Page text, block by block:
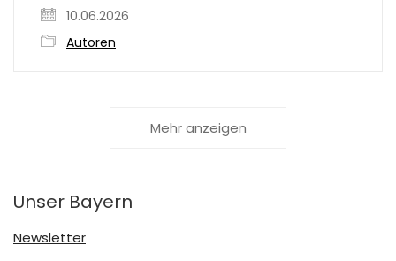
10.06.2026
Autoren
Mehr anzeigen
Unser Bayern
Newsletter